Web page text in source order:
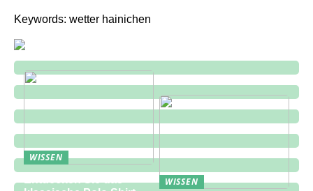
Keywords: wetter hainichen
WISSEN
WISSEN